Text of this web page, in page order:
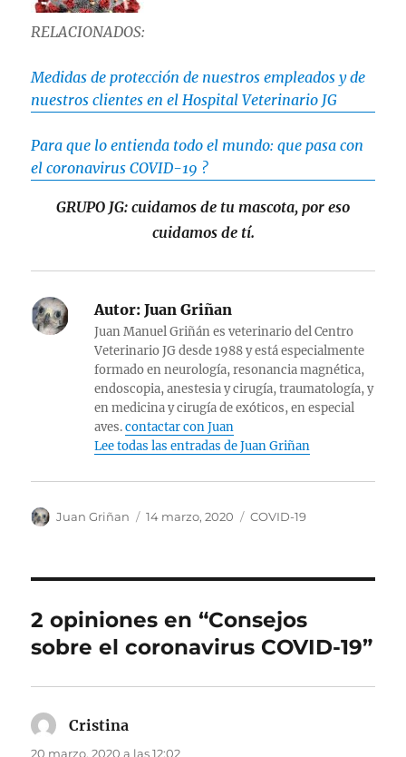
RELACIONADOS:
Medidas de protección de nuestros empleados y de
nuestros clientes en el Hospital Veterinario JG
Para que lo entienda todo el mundo: que pasa con
el coronavirus COVID-19 ?
GRUPO JG: cuidamos de tu mascota, por eso
cuidamos de tí.
Autor: Juan Griñan
Juan Manuel Griñán es veterinario del Centro
Veterinario JG desde 1988 y está especialmente
formado en neurología, resonancia magnética,
endoscopia, anestesia y cirugía, traumatología, y
en medicina y cirugía de exóticos, en especial
aves.contactar con Juan
Lee todas las entradas de Juan Griñan
Autor
Juan Griñan
Publicado
14 marzo, 2020 Categorías
COVID-19
2 opiniones en “Consejos
sobre el coronavirus COVID-19”
Cristina
20 marzo, 2020 a las 12:02